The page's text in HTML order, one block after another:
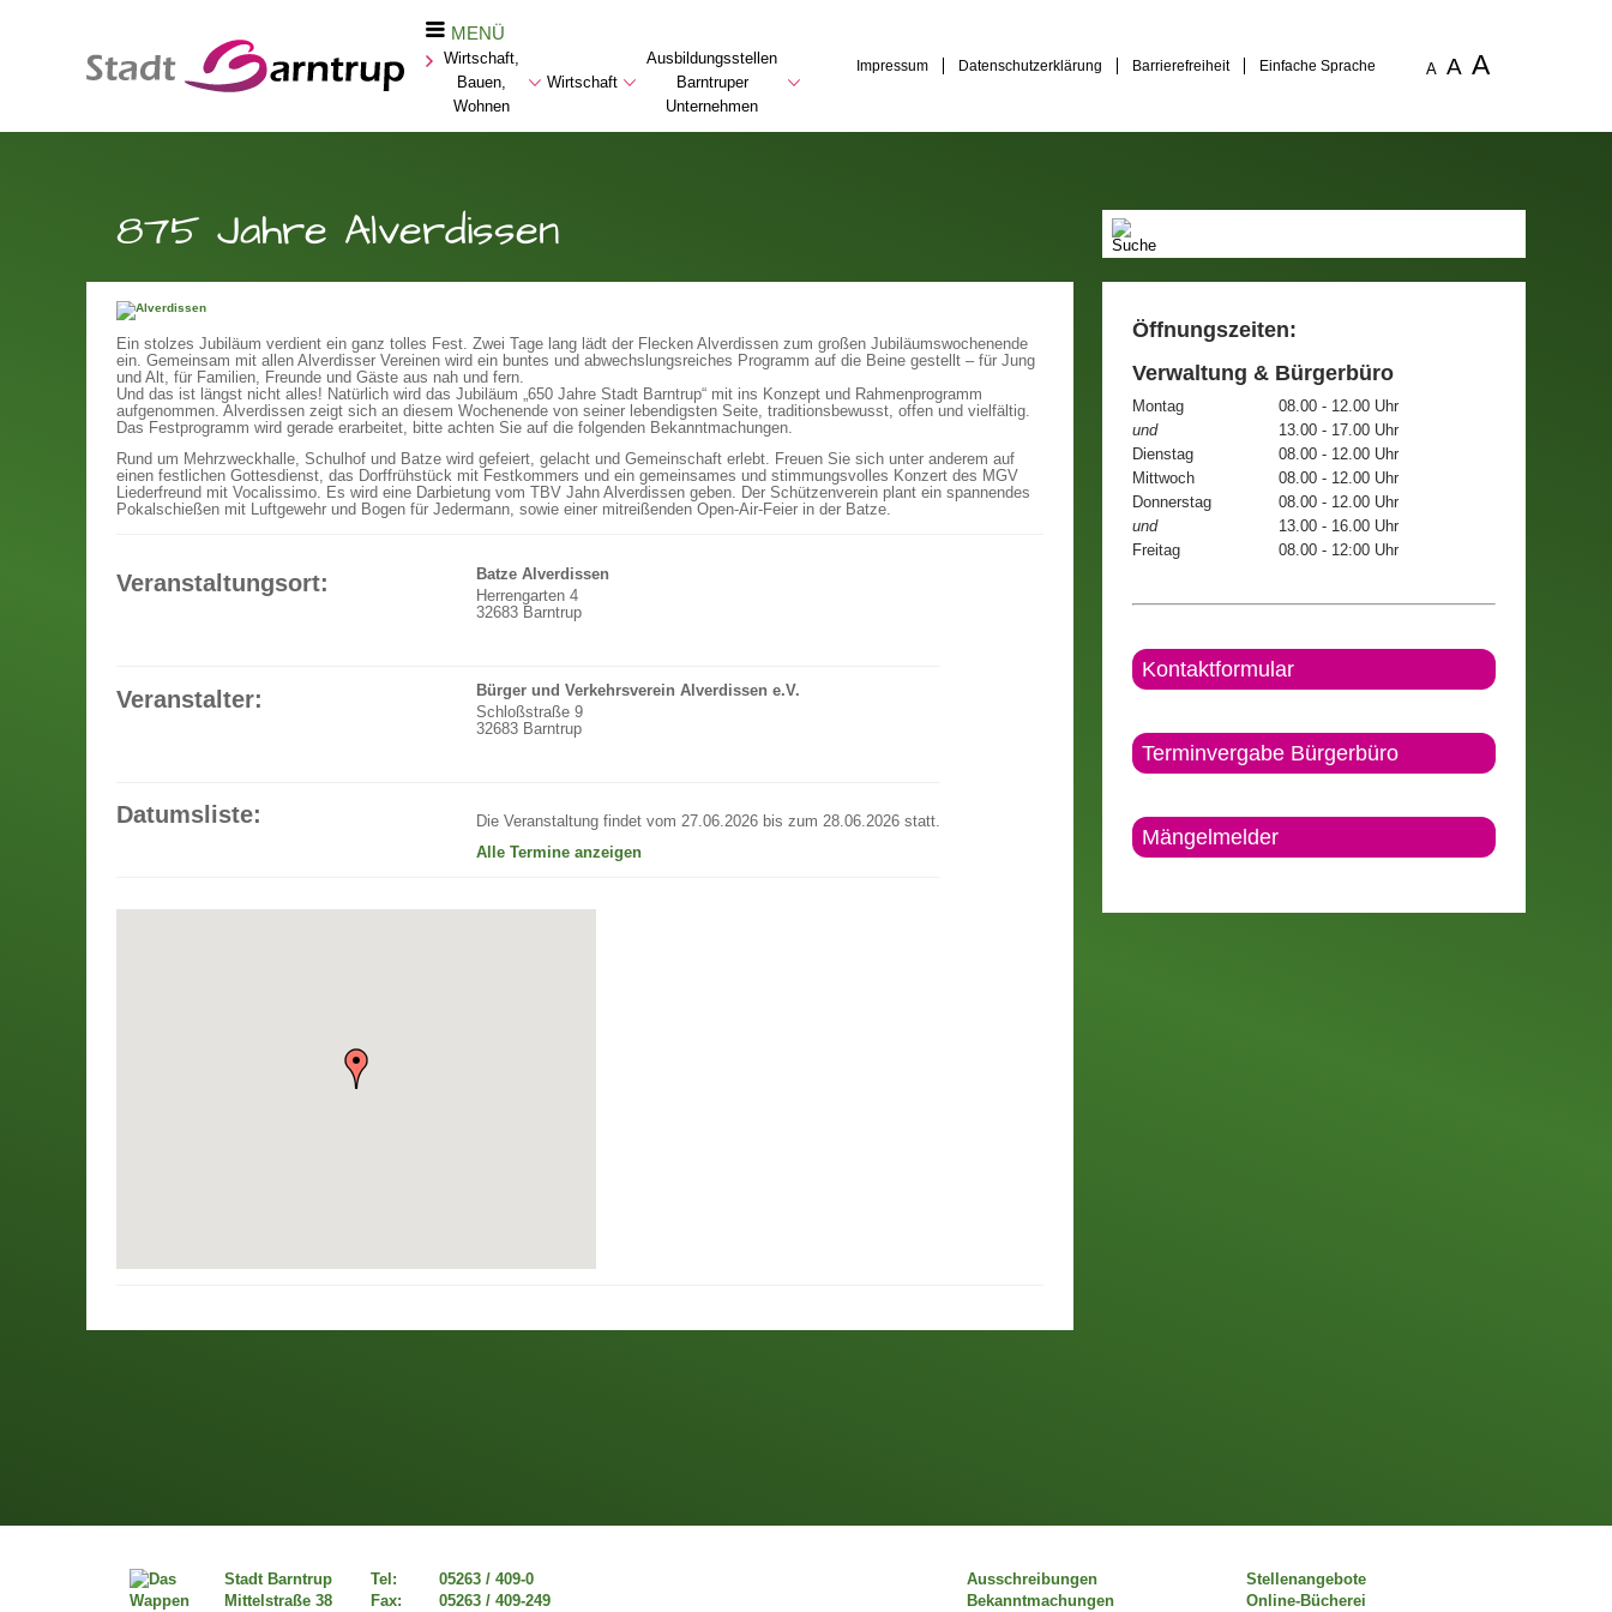
MENÜ
Wirtschaft,
Bauen,
Wohnen
Wirtschaft
Ausbildungsstellen
Barntruper
Unternehmen
Impressum Datenschutzerklärung Barrierefreiheit Einfache Sprache A A A
875 Jahre Alverdissen
Ein stolzes Jubiläum verdient ein ganz tolles Fest. Zwei Tage lang lädt der Flecken Alverdissen zum großen Jubiläumswochenende
ein. Gemeinsam mit allen Alverdisser Vereinen wird ein buntes und abwechslungsreiches Programm auf die Beine gestellt – für Jung
und Alt, für Familien, Freunde und Gäste aus nah und fern.
Und das ist längst nicht alles! Natürlich wird das Jubiläum „650 Jahre Stadt Barntrup“ mit ins Konzept und Rahmenprogramm
aufgenommen. Alverdissen zeigt sich an diesem Wochenende von seiner lebendigsten Seite, traditionsbewusst, offen und vielfältig.
Das Festprogramm wird gerade erarbeitet, bitte achten Sie auf die folgenden Bekanntmachungen.
Rund um Mehrzweckhalle, Schulhof und Batze wird gefeiert, gelacht und Gemeinschaft erlebt. Freuen Sie sich unter anderem auf
einen festlichen Gottesdienst, das Dorffrühstück mit Festkommers und ein gemeinsames und stimmungsvolles Konzert des MGV
Liederfreund mit Vocalissimo. Es wird eine Darbietung vom TBV Jahn Alverdissen geben. Der Schützenverein plant ein spannendes
Pokalschießen mit Luftgewehr und Bogen für Jedermann, sowie einer mitreißenden Open-Air-Feier in der Batze.
Veranstaltungsort:
Batze Alverdissen
Herrengarten 4
32683 Barntrup
Veranstalter:
Bürger und Verkehrsverein Alverdissen e.V.
Schloßstraße 9
32683 Barntrup
Datumsliste:
Die Veranstaltung findet vom 27.06.2026 bis zum 28.06.2026 statt.
Alle Termine anzeigen
Öffnungszeiten:
Verwaltung & Bürgerbüro
Montag
08.00 - 12.00 Uhr
und
13.00 - 17.00 Uhr
Dienstag
08.00 - 12.00 Uhr
Mittwoch
08.00 - 12.00 Uhr
Donnerstag
08.00 - 12.00 Uhr
und
13.00 - 16.00 Uhr
Freitag
08.00 - 12:00 Uhr
Kontaktformular
Terminvergabe Bürgerbüro
Mängelmelder
Stadt Barntrup
Mittelstraße 38
Tel:
Fax:
05263 / 409-0
05263 / 409-249
Ausschreibungen
Stellenangebote
Bekanntmachungen
Online-Bücherei